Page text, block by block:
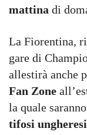
mattina di
La Fiorentina,
gare di
allestirà anche
Fan Zone
la quale
tifosi ungheresi